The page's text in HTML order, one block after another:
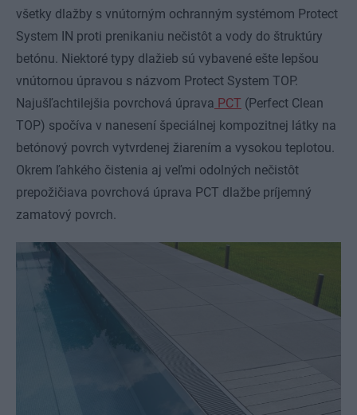
všetky dlažby s vnútorným ochranným systémom Protect
System IN proti prenikaniu nečistôt a vody do štruktúry
betónu. Niektoré typy dlažieb sú vybavené ešte lepšou
vnútornou úpravou s názvom Protect System TOP.
Najušľachtilejšia povrchová úprava PCT (Perfect Clean
TOP) spočíva v nanesení špeciálnej kompozitnej látky na
betónový povrch vytvrdenej žiarením a vysokou teplotou.
Okrem ľahkého čistenia aj veľmi odolných nečistôt
prepožičiava povrchová úprava PCT dlažbe príjemný
zamatový povrch.